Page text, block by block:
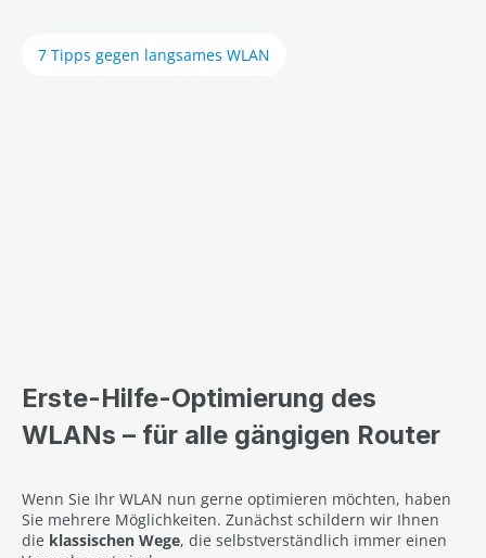
7 Tipps gegen langsames WLAN
Erste-Hilfe-Optimierung des
WLANs – für alle gängigen Router
Wenn Sie Ihr WLAN nun gerne optimieren möchten, haben
Sie mehrere Möglichkeiten. Zunächst schildern wir Ihnen
die klassischen Wege, die selbstverständlich immer einen